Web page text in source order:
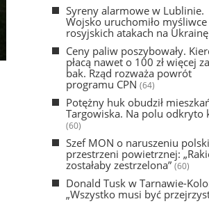
Syreny alarmowe w Lublinie.
Wojsko uruchomiło
rosyjskich atakach na
Ceny paliw poszybowały.
płacą nawet o 100 zł więcej
bak. Rząd rozważa powrót
programu CPN (64)
Potężny huk obudził
Targowiska. Na polu odkryto
(60)
Szef MON o naruszeniu
przestrzeni powietrznej:
zostałaby zestrzelona” (60)
Donald Tusk w Tarnawie-
„Wszystko musi być